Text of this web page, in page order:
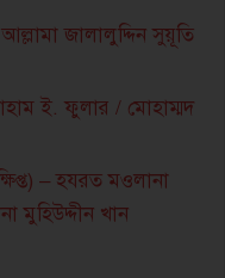
জালালুদ্দিন সুয়ূতি
ই. ফুলার / মোহাম্মদ
– হযরত মওলানা
মুহিউদ্দীন খান